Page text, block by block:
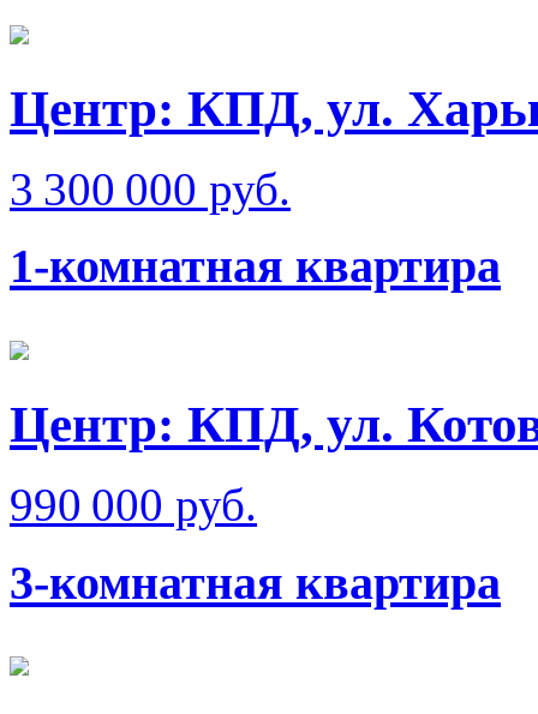
Центр: КПД, ул.
3 300 000 руб.
1-комнатная квартира
Центр: КПД, ул.
990 000 руб.
3-комнатная квартира